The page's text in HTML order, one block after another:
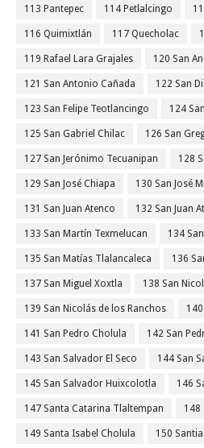
113 Pantepec 114 Petlalcingo
116 Quimixtlán 117 Quecholac
119 Rafael Lara Grajales 120 San
121 San Antonio Cañada 122 San
123 San Felipe Teotlancingo 124
125 San Gabriel Chilac 126 San
127 San Jerónimo Tecuanipan 128
129 San José Chiapa 130 San José
131 San Juan Atenco 132 San Juan
133 San Martín Texmelucan 134
135 San Matías Tlalancaleca 136
137 San Miguel Xoxtla 138 San
139 San Nicolás de los Ranchos
141 San Pedro Cholula 142 San
143 San Salvador El Seco 144 San
145 San Salvador Huixcolotla 146
147 Santa Catarina Tlaltempan 148
149 Santa Isabel Cholula 150